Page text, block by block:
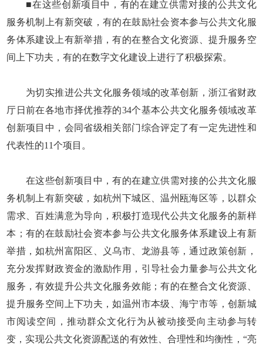
■在这些创新项目中，有的在建立供需对接的公共文化
服务机制上有新突破，有的在鼓励社会资本参与公共文化服
务体系建设上有新举措，有的在整合文化资源、提升服务空
间上下功夫，有的在数字文化建设上进行了积极探索。
为切实推进公共文化服务领域的改革创新，浙江省财政
厅日前在各地市择优推荐的34个基本公共文化服务领域改革
创新项目中，会同省级相关部门综合评定了有一定先进性和
代表性的11个项目。
在这些创新项目中，有的在建立供需对接的公共文化服
务机制上有新突破，如杭州下城区、温州瓯海区等，以群众
需求、百姓满意为导向，积极打造现代公共文化服务的新样
本；有的在鼓励社会资本参与公共文化服务体系建设上有新
举措，如杭州富阳区、义乌市、龙游县等，通过政策创新，
充分发挥财政资金的激励作用，引导社会力量参与公共文化
服务，有效提升公共文化服务效能；有的在整合文化资源、
提升服务空间上下功夫，如温州市本级、海宁市等，创新城
市阅读空间，推动群众文化行为从被动接受向主动参与转
变，实现公共文化资源配送的有效性、合理性和均衡性，“亮